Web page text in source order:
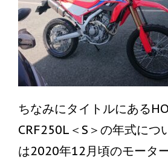
ちなみにタイトルにある
CRF250L＜S＞の年式につ
は2020年12月頃のモータ